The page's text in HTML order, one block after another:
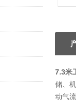
7.3米
储、
动气